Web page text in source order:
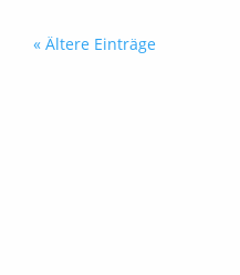
« Ältere Einträge